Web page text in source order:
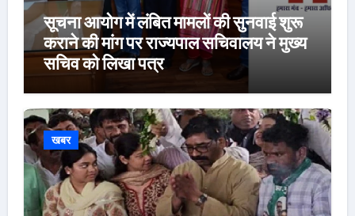
सूचना आयोग में लंबित मामलों की सुनवाई शुरू
कराने की मांग पर राज्यपाल सचिवालय ने मुख्य
सचिव को लिखा पत्र
खबर